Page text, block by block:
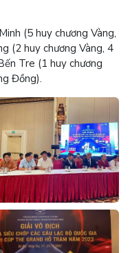
(5 huy chương Vàng,
(2 huy chương Vàng, 4
Tre (1 huy chương
Đồng).